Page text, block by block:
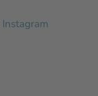
Instagram